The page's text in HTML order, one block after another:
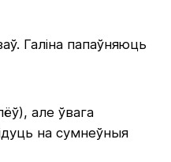
Галіна папаўняюць
але ўвага
на сумнеўныя